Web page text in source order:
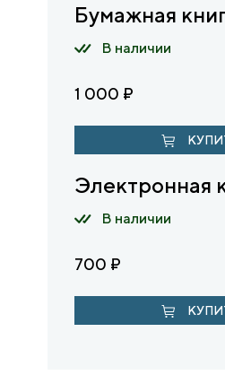
Бумажная
В наличии
1 000 ₽
Электронная
В наличии
700 ₽